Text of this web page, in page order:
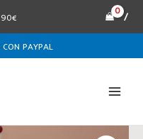
90€ /
PAYPAL